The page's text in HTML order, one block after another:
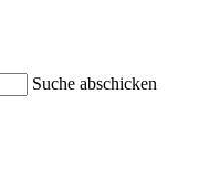
Suche abschicken